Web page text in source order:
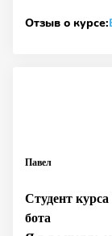
Отзыв о курсе:
Павел
Студент
бота